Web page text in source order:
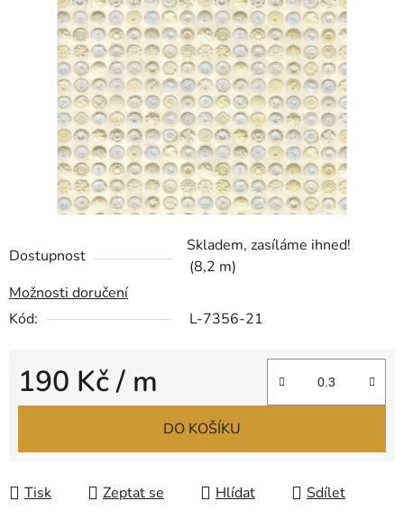
Dostupnost
Skladem, zasíláme ihned!
(8,2 m)
Možnosti doručení
Kód:
L-7356-21
190 Kč/ m
Měrná cena:
DO KOŠÍKU
Tisk Zeptat se Hlídat Sdílet
hvězdiček.